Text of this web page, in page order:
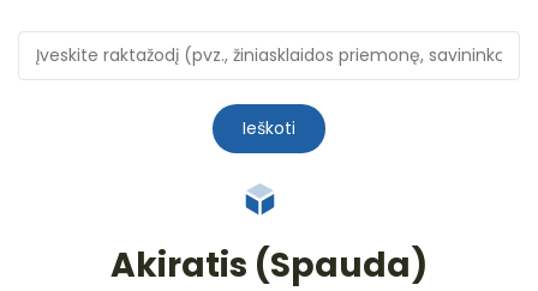
Ieškoti
Akiratis (Spauda)